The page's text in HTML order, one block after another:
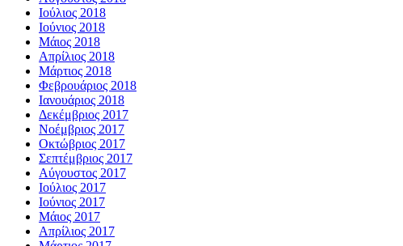
Ιούλιος 2018
Ιούνιος 2018
Μάιος 2018
Απρίλιος 2018
Μάρτιος 2018
Φεβρουάριος 2018
Ιανουάριος 2018
Δεκέμβριος 2017
Νοέμβριος 2017
Οκτώβριος 2017
Σεπτέμβριος 2017
Αύγουστος 2017
Ιούλιος 2017
Ιούνιος 2017
Μάιος 2017
Απρίλιος 2017